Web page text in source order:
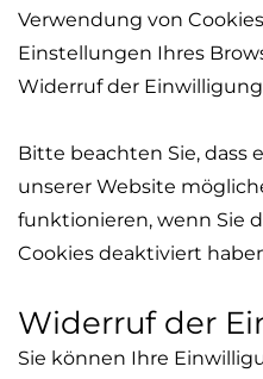
Verwendung von
Einstellungen Ihres
Widerruf der
Bitte beachten Sie, dass
unserer Website
funktionieren, wenn Sie
Cookies deaktiviert
Widerruf der
Sie können Ihre